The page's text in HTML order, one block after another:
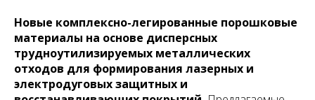
Новые комплексно-легированные порошковые
материалы на основе дисперсных
трудноутилизируемых металлических
отходов для формирования лазерных и
электродуговых защитных и